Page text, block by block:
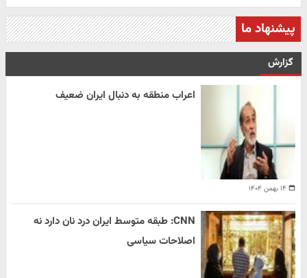
پیشنهاد ما
گزارش
۱۴ بهمن ۱۴۰۴
اعراب منطقه به دنبال ایران ضعیف
CNN: طبقه متوسط ایران درد نان دارد نه
اصلاحات سیاسی